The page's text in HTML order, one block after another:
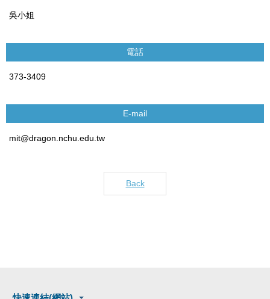
吳小姐
電話
373-3409
E-mail
mit@dragon.nchu.edu.tw
Back